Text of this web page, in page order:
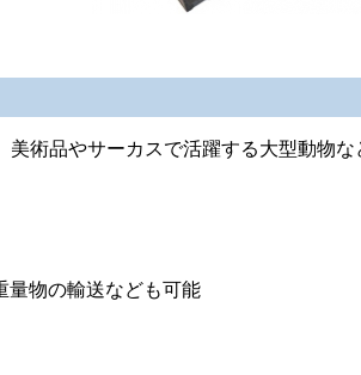
術品やサーカスで活躍する大型動物な
量物の輸送なども可能